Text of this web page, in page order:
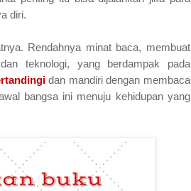
diri.
Rendahnya minat baca, membuat
teknologi, yang berdampak pada
dan mandiri dengan membaca
bangsa ini menuju kehidupan yang